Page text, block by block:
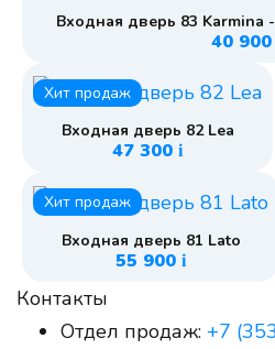
Входная дверь 83
40 900
Хит продаж
Входная дверь 82 Lea
47 300 i
Хит продаж
Входная дверь 81 Lato
55 900 i
Контакты
Отдел продаж: +7